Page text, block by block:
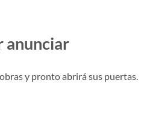
anunciar
y pronto abrirá sus puertas.